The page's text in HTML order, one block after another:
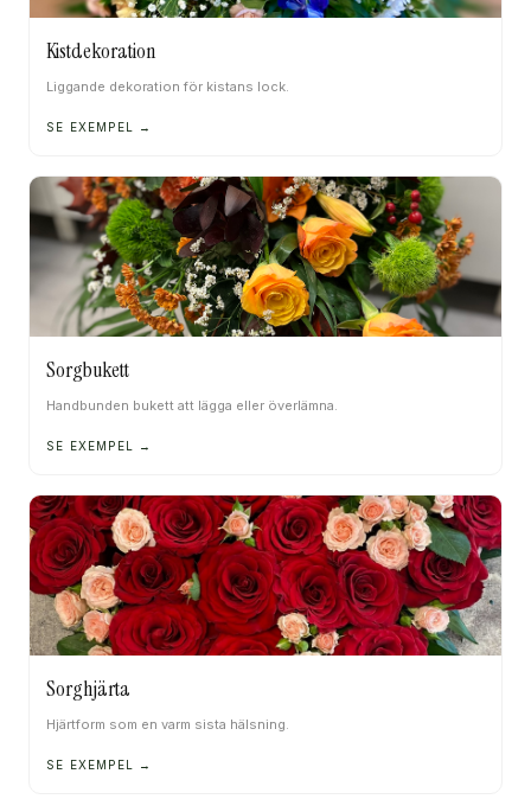
Kistdekoration
Liggande dekoration för kistans lock.
SE EXEMPEL →
Sorgbukett
Handbunden bukett att lägga eller överlämna.
SE EXEMPEL →
Sorghjärta
Hjärtform som en varm sista hälsning.
SE EXEMPEL →